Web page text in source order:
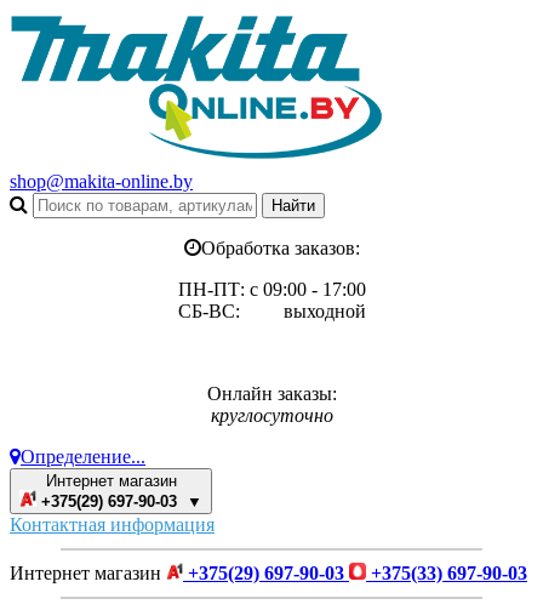
shop@makita-online.by
Обработка заказов:
ПН-ПТ: с 09:00 - 17:00
СБ-ВС: выходной
Онлайн заказы:
круглосуточно
Определение...
Интернет магазин
+375(29) 697-90-03 ▼
Контактная информация
Интернет магазин +375(29) 697-90-03 +375(33) 697-90-03